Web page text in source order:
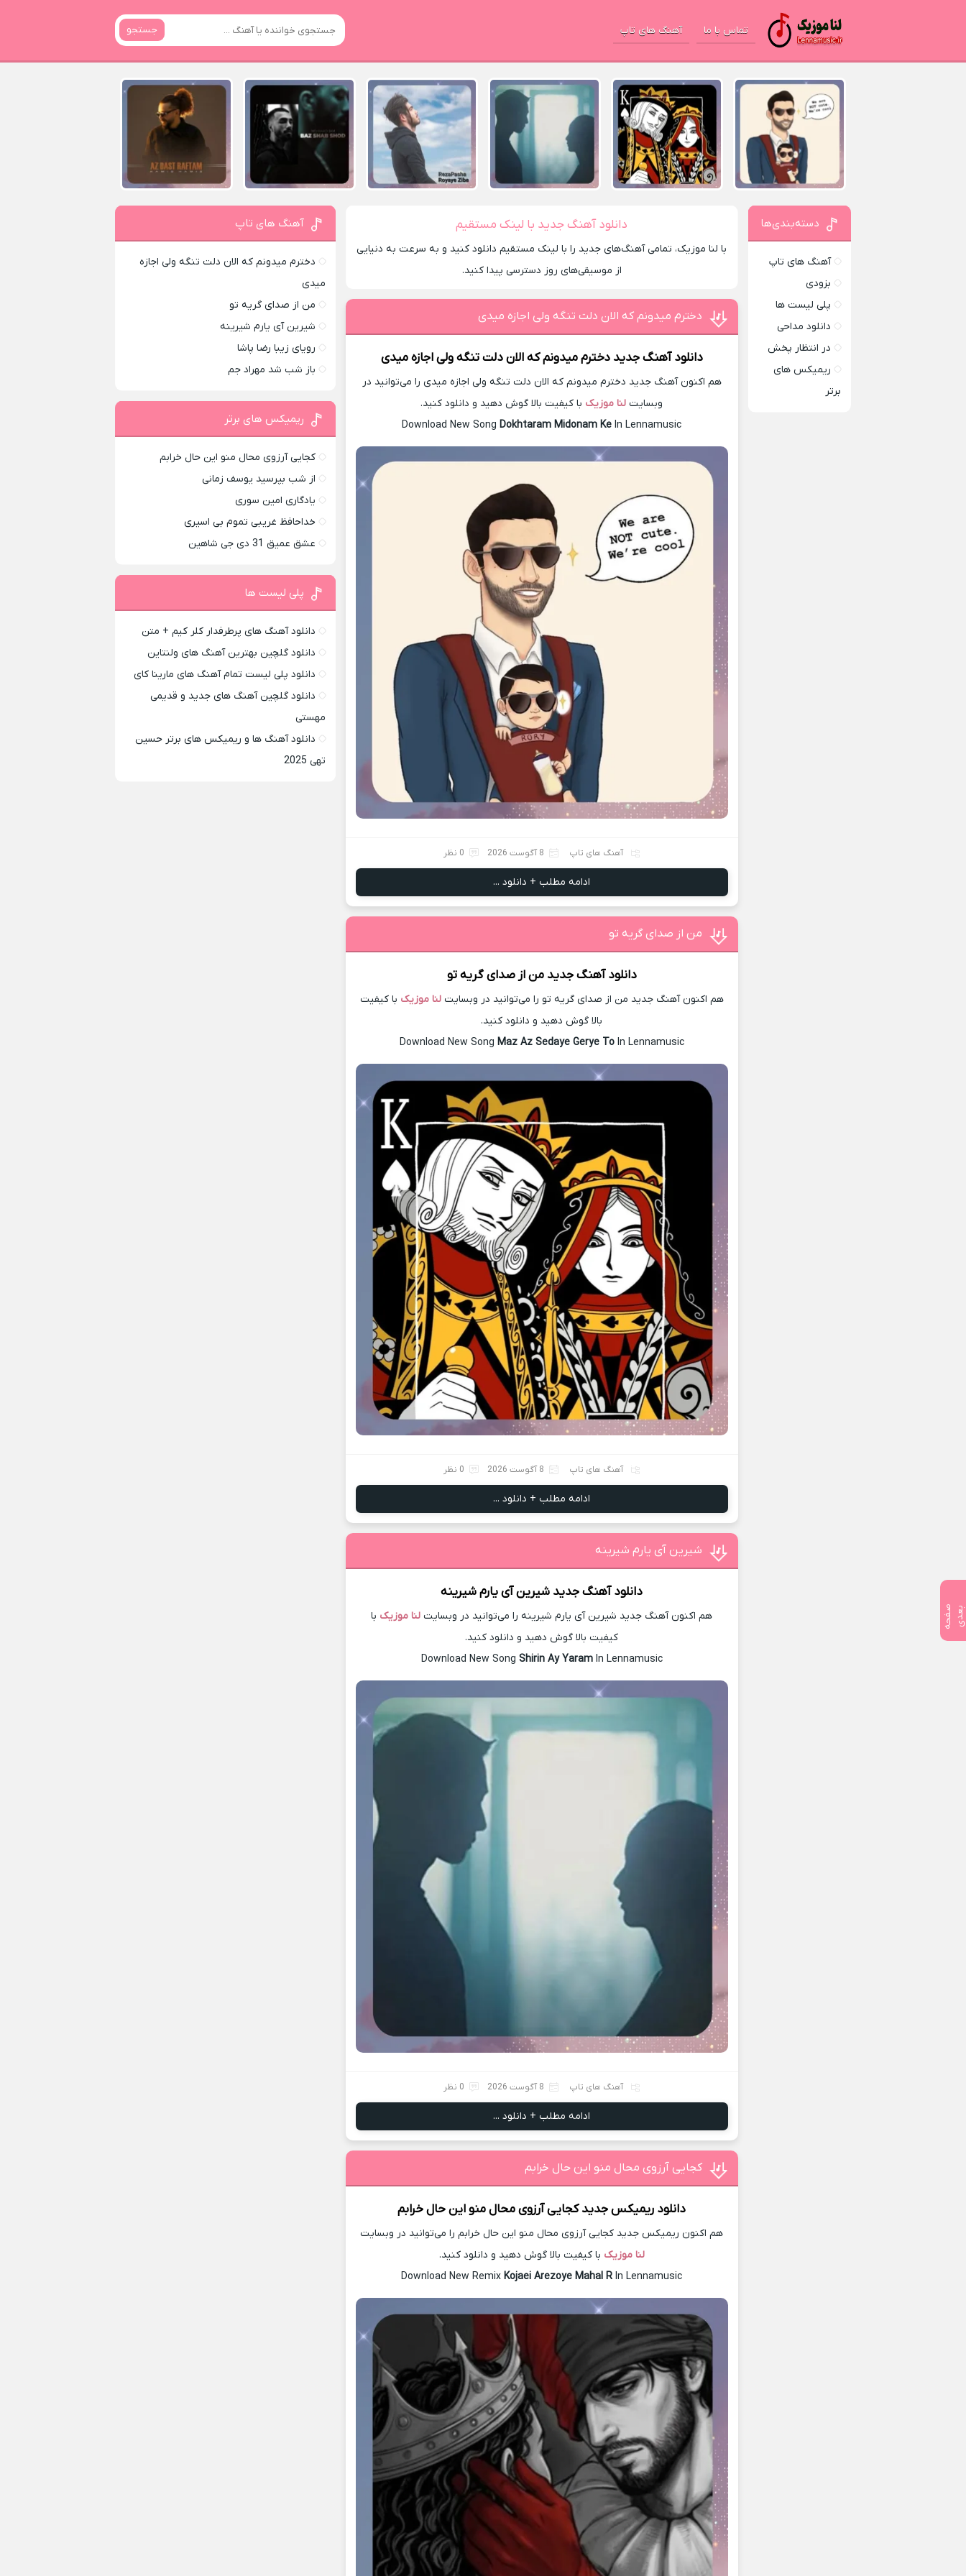
تماس با ما آهنگ های تاپ جستجو
دانلود آهنگ جدید با لینک مستقیم
با لنا موزیک، تمامی آهنگ‌های جدید را با لینک مستقیم دانلود کنید و به سرعت به دنیایی
از موسیقی‌های روز دسترسی پیدا کنید.
دخترم میدونم که الان دلت تنگه ولی اجازه میدی
دانلود آهنگ جدید دخترم میدونم که الان دلت تنگه ولی اجازه میدی
هم اکنون آهنگ جدید دخترم میدونم که الان دلت تنگه ولی اجازه میدی را می‌توانید در
وبسایت لنا موزیک با کیفیت بالا گوش دهید و دانلود کنید.
Download New SongDokhtaram Midonam Ke In Lennamusic
آهنگ های تاپ 8 آگوست 2026 0 نظر
ادامه مطلب + دانلود ...
من از صدای گريه تو
دانلود آهنگ جدید من از صدای گريه تو
هم اکنون آهنگ جدید من از صدای گريه تو را می‌توانید در وبسایتلنا موزیک با کیفیت
بالا گوش دهید و دانلود کنید.
Download New Song Maz Az Sedaye Gerye ToIn Lennamusic
آهنگ های تاپ 8 آگوست 2026 0 نظر
ادامه مطلب + دانلود ...
شیرین آی یارم شیرینه
دانلود آهنگ جدید شیرین آی یارم شیرینه
هم اکنون آهنگ جدید شیرین آی یارم شیرینه را می‌توانید در وبسایت لنا موزیک با
کیفیت بالا گوش دهید و دانلود کنید.
Download New Song Shirin Ay YaramIn Lennamusic
آهنگ های تاپ 8 آگوست 2026 0 نظر
ادامه مطلب + دانلود ...
کجایی آرزوی محال منو این حال خرابم
دانلود ریمیکس جدید کجایی آرزوی محال منو این حال خرابم
هم اکنون ریمیکس جدید کجایی آرزوی محال منو این حال خرابم را می‌توانید در وبسایت
لنا موزیک با کیفیت بالا گوش دهید و دانلود کنید.
Download New RemixKojaei Arezoye Mahal R In Lennamusic
ص
ف
ح
ه ب ع
د ی
دسته‌بندی‌ها
آهنگ های تاپ
بزودی
پلی لیست ها
دانلود مداحی
در انتظار پخش
ریمیکس های
برتر
آهنگ های تاپ
دخترم میدونم که الان دلت تنگه ولی اجازه
میدی
من از صدای گريه تو
شیرین آی یارم شیرینه
رویای زیبا رضا پاشا
باز شب شد مهراد جم
ریمیکس های برتر
کجایی آرزوی محال منو این حال خرابم
از شب بپرسید یوسف زمانی
یادگاری امین سوری
خداحافظ غریبی تموم بی اسیری
عشق عمیق 31 دی جی شاهین
پلی لیست ها
دانلود آهنگ های پرطرفدار کلر کیم + متن
دانلود گلچین بهترین آهنگ های ولنتاین
دانلود پلی لیست تمام آهنگ های مارینا کای
دانلود گلچین آهنگ های جدید و قدیمی
مهستی
دانلود آهنگ ها و ریمیکس های برتر حسین
تهی 2025